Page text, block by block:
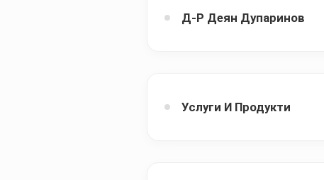
Д-Р Деян Дупаринов
Услуги И Продукти